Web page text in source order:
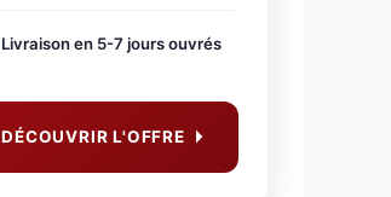
Livraison en 5-7 jours ouvrés
DÉCOUVRIR L'OFFRE